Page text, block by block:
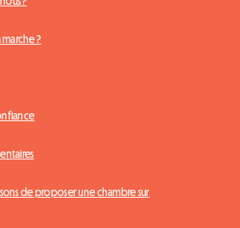
?
de proposer une chambre sur